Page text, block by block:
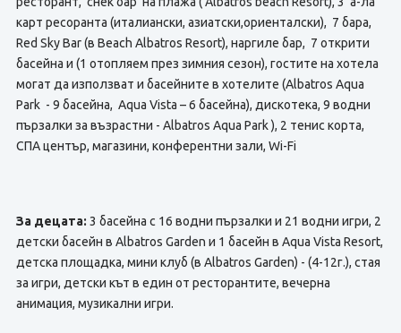
карт ресоранта (италиански, азиатски,ориенталски), 7 бара,
Red Sky Bar (в Beach Albatros Resort), наргиле бар, 7 открити
басейна и (1 отопляем през зимния сезон), гостите на хотела
могат да използват и басейните в хотелите (Albatros Aqua
Park - 9 басейна, Aqua Vista – 6 басейна), дискотека, 9 водни
пързалки за възрастни - Albatros Aqua Park ), 2 тенис кортa,
СПА център, магазини, конферентни зали, Wi-Fi
За децата: 3 басейна с 16 водни пързалки и 21 водни игри, 2
детски басейн в Albatros Garden и 1 басейн в Aqua Vista Resort,
детска площадка, мини клуб (в Albatros Garden) - (4-12г.), стая
за игри, детски кът в един от ресторантите, вечерна
анимация, музикални игри.